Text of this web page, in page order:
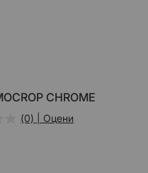
CHROME
(0) | Оцени